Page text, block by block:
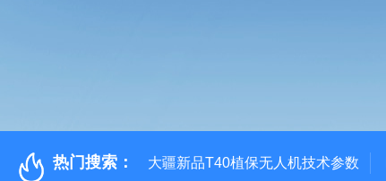
热门搜索： 大疆新品T40植保无人机技术参数